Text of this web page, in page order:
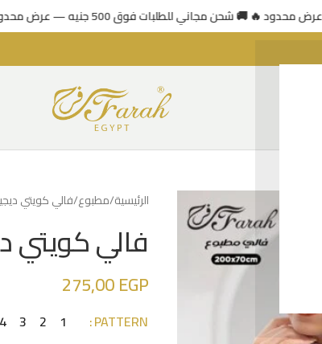
🚚 شحن مجاني للطلبات فوق 500 جنيه — عرض محدود 🔥
الرئيسية مطبوع فالي كويتي
فالي كويتي
275,00EGP
PATTERN
1
2
3
4